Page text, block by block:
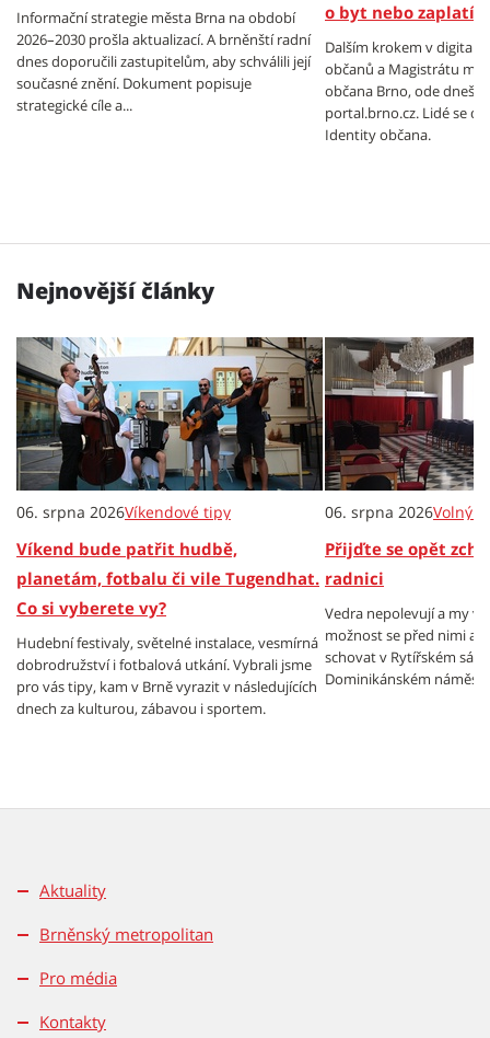
Informační strategie města Brna na období
2026–2030 prošla aktualizací. A brněnští radní
dnes doporučili zastupitelům, aby schválili její
současné znění. Dokument popisuje
strategické cíle a...
o byt nebo zaplatí
Dalším krokem v
občanů a Magistrátu
občana Brno, ode
portal.brno.cz. Lidé se
Identity občana.
Nejnovější články
06. srpna 2026Víkendové tipy
Víkend bude patřit hudbě,
planetám, fotbalu či vile Tugendhat.
Co si vyberete vy?
Hudební festivaly, světelné instalace, vesmírná
dobrodružství i fotbalová utkání. Vybrali jsme
pro vás tipy, kam v Brně vyrazit v následujících
dnech za kulturou, zábavou i sportem.
06. srpna 2026Volný
Přijďte se opět
radnici
Vedra nepolevují a my
možnost se před nimi
schovat v Rytířském
Dominikánském náměstí.
Aktuality
Brněnský metropolitan
Pro média
Kontakty